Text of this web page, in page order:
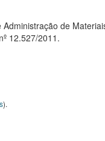
de
12.527/2011.
).